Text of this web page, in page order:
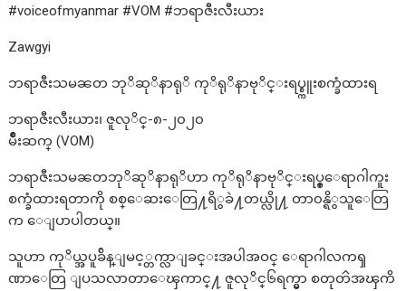
#voiceofmyanmar #VOM #ဘရာဇီးလီးယား
Zawgyi
ဘရာဇီးသမၼတ ဘုိဆုိနာရုိ ကုိရုိနာဗုိင္းရပ္စ္ကူးစက္ခံထားရ
ဘရာဇီးလီးယား၊ ဇူလုိင္-၈-၂၀၂၀
မ်ိဳးဆက္ (VOM)
ဘရာဇီးသမၼတဘုိဆုိနာရုိဟာ ကုိရုိနာဗုိင္းရပ္စ္ေရာဂါကူး
စက္ခံထားရတာကို စစ္ေဆးေတြ႔ရိွခဲ႔တယ္လို႔ တာ၀န္ရိွသူေတြ
က ေျပာပါတယ္။
သူဟာ ကုိယ္အပူခ်ိန္ျမင့္တက္လာျခင္းအပါအဝင္ ေရာဂါလကၡ
ဏာေတြ ျပသလာတာေၾကာင္႔ ဇူလုိင္၆ရက္မွာ စတုတၳအၾကိ